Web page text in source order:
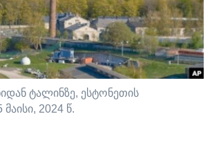
ტალინზე, ესტონეთის
2024 წ.